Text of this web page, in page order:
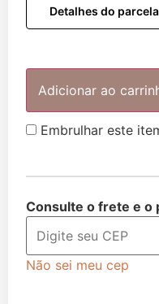
Detalhes do
Adicionar ao
Embrulhar este
Consulte o frete e o
Não sei meu cep